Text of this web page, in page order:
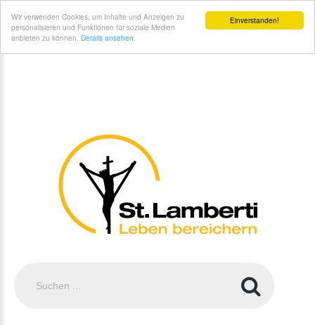
Einverstanden!
Wir verwenden Cookies, um Inhalte und Anzeigen zu
personalisieren und Funktionen für soziale Medien
anbieten zu können. Details ansehen.